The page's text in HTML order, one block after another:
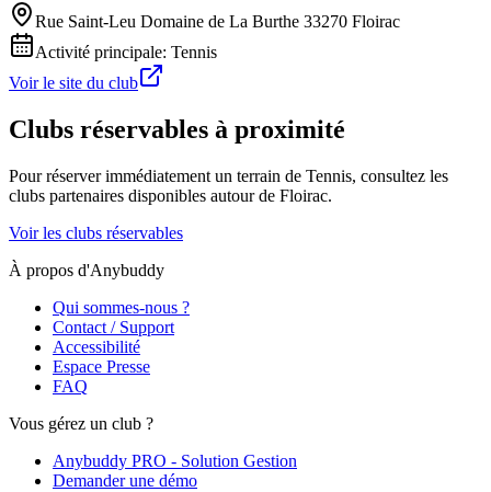
Rue Saint-Leu Domaine de La Burthe 33270 Floirac
Activité principale: Tennis
Voir le site du club
Clubs réservables à proximité
Pour réserver immédiatement un terrain de Tennis, consultez les
clubs partenaires disponibles autour de Floirac.
Voir les clubs réservables
À propos d'Anybuddy
Qui sommes-nous ?
Contact / Support
Accessibilité
Espace Presse
FAQ
Vous gérez un club ?
Anybuddy PRO - Solution Gestion
Demander une démo